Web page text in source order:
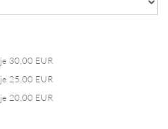
je 30,00 EUR
je 25,00 EUR
je 20,00 EUR